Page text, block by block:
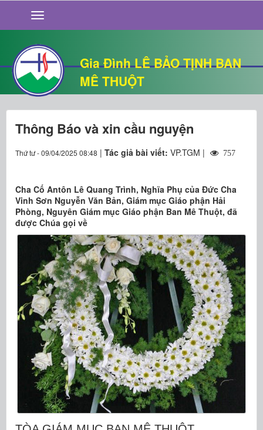
Gia Đình LÊ BẢO TỊNH BAN
MÊ THUỘT
GIỚI THIỆU
TIN TỨC
SỐNG ĐẠO
CHUYỆN NHÀ
QUÁN VĂN
THƯ GIÃN
Thông Báo và xin cầu nguyện
Thứ tư - 09/04/2025 08:48 | Tác giả bài viết: VP.TGM | 757
Cha Cố Antôn Lê Quang Trình, Nghĩa Phụ của Đức Cha
Vinh Sơn Nguyễn Văn Bản, Giám mục Giáo phận Hải
Phòng, Nguyên Giám mục Giáo phận Ban Mê Thuột, đã
được Chúa gọi về